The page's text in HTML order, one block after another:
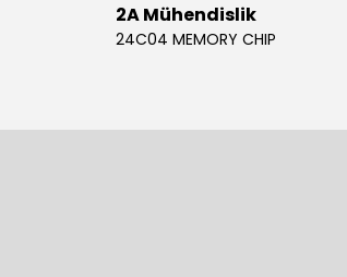
2A Mühendislik
24C04 MEMORY CHIP